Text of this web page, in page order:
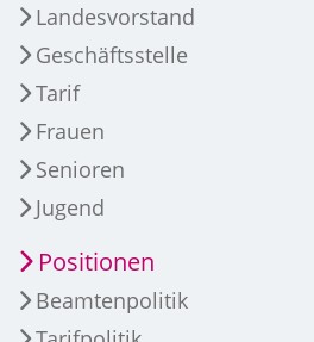
Landesvorstand
Geschäftsstelle
Tarif
Frauen
Senioren
Jugend
Positionen
Beamtenpolitik